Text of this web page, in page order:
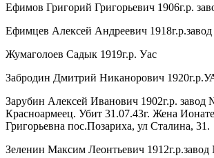
Ефимов Григорий Григорьевич 1906г.р.
Ефимцев Алексей Андреевич
Жумаголоев Садык 1919г.р. Уас
Забродин Дмитрий Никанорович
Зарубин Алексей Иванович 1902г.р. завод
Красноармеец. Убит 31.07.43г. Жена
Григорьевна пос.Позариха, ул Сталина, 31.
Зеленин Максим Леонтьевич